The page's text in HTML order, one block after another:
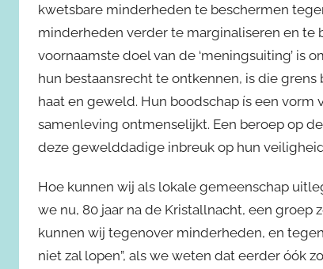
kwetsbare minderheden te beschermen
minderheden verder te marginaliseren en te
voornaamste doel van de ‘meningsuiting’ is
hun bestaansrecht te ontkennen, is die
haat en geweld. Hun boodschap ís een
samenleving ontmenselijkt. Een beroep op
deze gewelddadige inbreuk op hun
Hoe kunnen wij als lokale gemeenschap
we nu, 80 jaar na de Kristallnacht, een groep
kunnen wij tegenover minderheden, en
niet zal lopen”, als we weten dat eerder óók